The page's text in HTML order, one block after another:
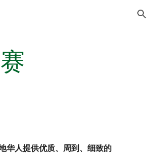
华人提供优质、周到、细致的